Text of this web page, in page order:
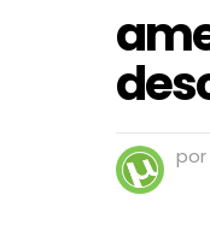
por